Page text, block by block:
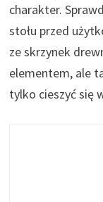
charakter.
stołu przed
ze skrzynek
elementem, ale
tylko cieszyć się